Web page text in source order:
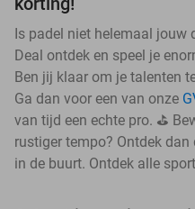
Is padel niet helemaal jouw
Deal ontdek en speel je
Ben jij klaar om je talenten
Ga dan voor een van onze
van tijd een echte pro. ⛳
rustiger tempo? Ontdek
in de buurt. Ontdek alle